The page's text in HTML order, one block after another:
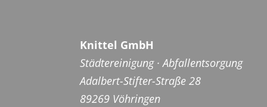
Knittel GmbH
Städtereinigung · Abfallentsorgung
Adalbert-Stifter-Straße 28
89269 Vöhringen